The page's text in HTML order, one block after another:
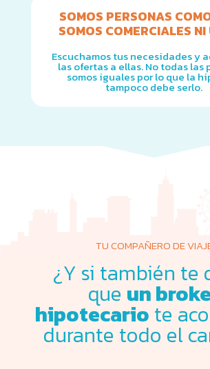
SOMOS PERSONAS
SOMOS COMERCIALES
Escuchamos tus necesidades y
las ofertas a ellas. No todas las
somos iguales por lo que la
tampoco debe serlo.
TU COMPAÑERO DE
¿Y si también te
que un
hipotecario te
durante todo el